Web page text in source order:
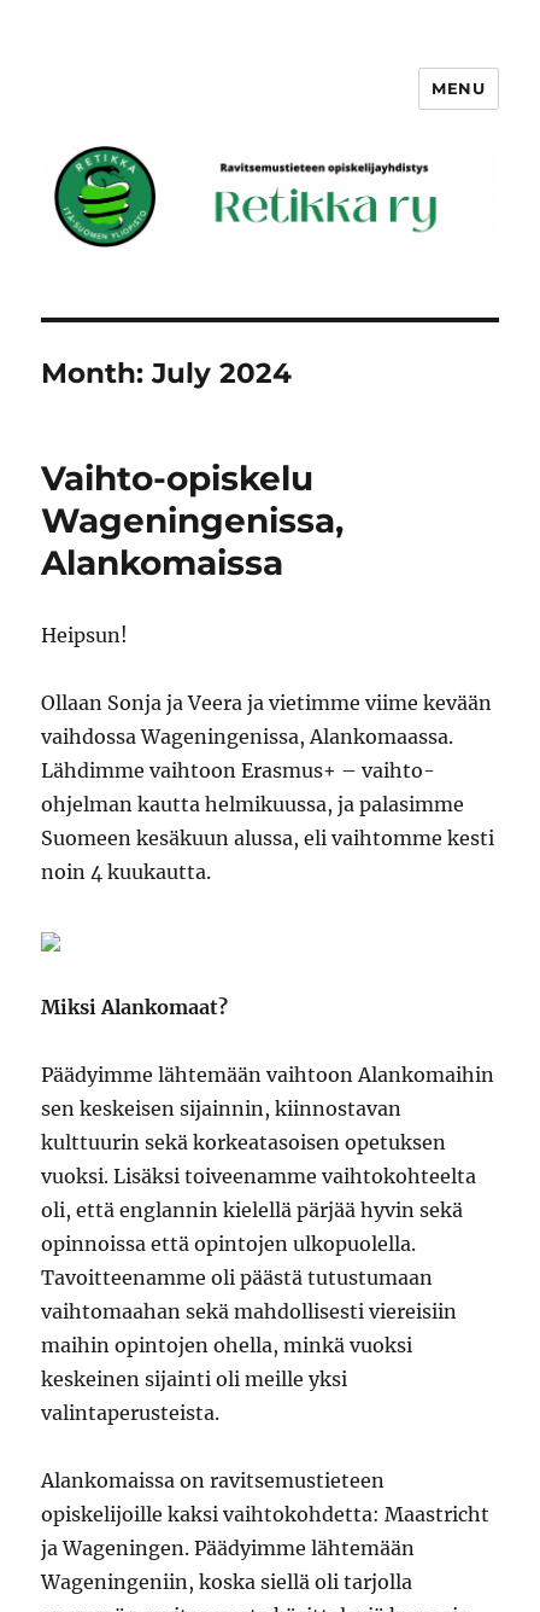
MENU
Month:July 2024
Vaihto-opiskelu
Wageningenissa,
Alankomaissa
Heipsun!
Ollaan Sonja ja Veera ja vietimme viime kevään
vaihdossa Wageningenissa, Alankomaassa.
Lähdimme vaihtoon Erasmus+ – vaihto-
ohjelman kautta helmikuussa, ja palasimme
Suomeen kesäkuun alussa, eli vaihtomme kesti
noin 4 kuukautta.
Miksi Alankomaat?
Päädyimme lähtemään vaihtoon Alankomaihin
sen keskeisen sijainnin, kiinnostavan
kulttuurin sekä korkeatasoisen opetuksen
vuoksi. Lisäksi toiveenamme vaihtokohteelta
oli, että englannin kielellä pärjää hyvin sekä
opinnoissa että opintojen ulkopuolella.
Tavoitteenamme oli päästä tutustumaan
vaihtomaahan sekä mahdollisesti viereisiin
maihin opintojen ohella, minkä vuoksi
keskeinen sijainti oli meille yksi
valintaperusteista.
Alankomaissa on ravitsemustieteen
opiskelijoille kaksi vaihtokohdetta: Maastricht
ja Wageningen. Päädyimme lähtemään
Wageningeniin, koska siellä oli tarjolla